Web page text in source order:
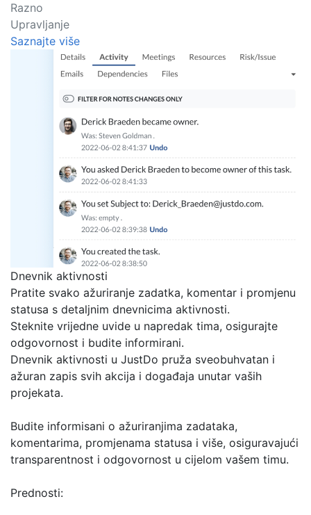
Razno
Upravljanje
Saznajte više
Dnevnik aktivnosti
Pratite svako ažuriranje zadatka, komentar i promjenu
statusa s detaljnim dnevnicima aktivnosti.
Steknite vrijedne uvide u napredak tima, osigurajte
odgovornost i budite informirani.
Dnevnik aktivnosti u JustDo pruža sveobuhvatan i
ažuran zapis svih akcija i događaja unutar vaših
projekata.
Budite informisani o ažuriranjima zadataka,
komentarima, promjenama statusa i više, osiguravajući
transparentnost i odgovornost u cijelom vašem timu.
Prednosti: